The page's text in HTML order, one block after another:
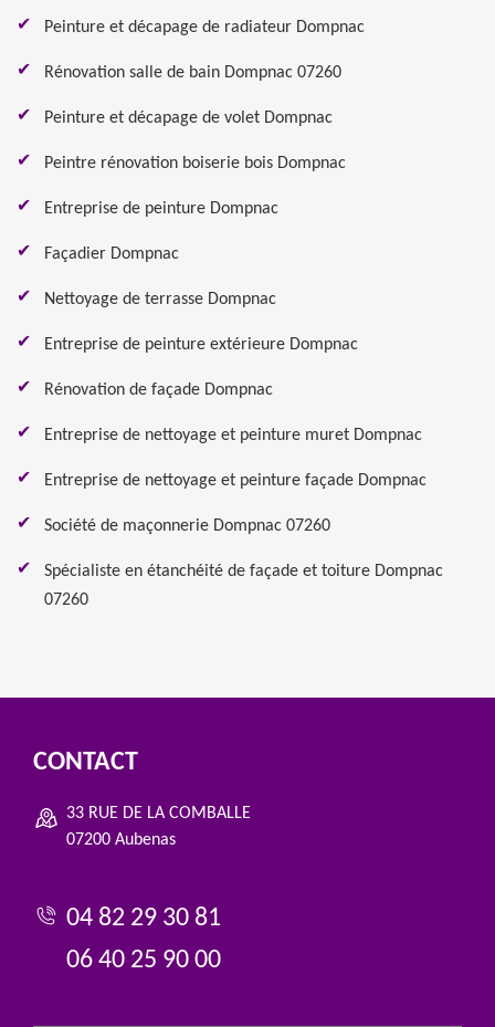
Peinture et décapage de radiateur Dompnac
Rénovation salle de bain Dompnac 07260
Peinture et décapage de volet Dompnac
Peintre rénovation boiserie bois Dompnac
Entreprise de peinture Dompnac
Façadier Dompnac
Nettoyage de terrasse Dompnac
Entreprise de peinture extérieure Dompnac
Rénovation de façade Dompnac
Entreprise de nettoyage et peinture muret Dompnac
Entreprise de nettoyage et peinture façade Dompnac
Société de maçonnerie Dompnac 07260
Spécialiste en étanchéité de façade et toiture Dompnac
07260
CONTACT
33 RUE DE LA COMBALLE
07200 Aubenas
04 82 29 30 81
06 40 25 90 00